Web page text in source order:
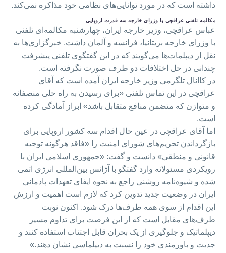
داشته است که در مورد توانایی‌های نظامی خود مذاکره نمی‌کند.
مکالمه تلفنی عراقچی با وزرای خارجه سه قدرت اروپایی
عباس عراقچی، وزیر خارجه ایران، چهارشنبه مکالمه‌ای تلفنی
با وزرای خارجه بریتانیا، فرانسه و آلمان داشت. خبرگزاری‌ها به
نقل از دیپلمات‌ها می‌گویند که در این گفتگوی تلفنی پیشرفت
چندانی در حل اختلافات دو طرف صورت نگرفته است.
در کاانال تلگرمی وزیر خارجه ایران آمده است که آقای
عراقچی در این تماس تلفنی «برای رسیدن به راه حلی منصفانه
و متوازن که متضمن منافع متقابل باشد» ابراز آمادگی کرده
است.
اما آقای عراقچی در عین حال اقدام سه کشور اروپایی برای
بازگرداندن تحریم‌های شورای امنیت را «فاقد هرگونه توجیه
قانونی و منطقی» دانست و گفت: «جمهوری اسلامی ایران با
رویکردی مسئولانه وارد گفتگو با آژانس بین‌المللی انرژی اتمی
شده و شیوه‌نامه روشنی راجع به نحوه ایفای تعهدات پادمانی
ایران در وضعیت جدید تدوین کرد که لازم است اهمیت و ارزش
این اقدام از سوی همه طرف‌ها درک شود. اکنون نوبت
طرف‌های مقابل است که از این فرصت برای تداوم مسیر
دیپلماتیک و جلوگیری از یک بحران قابل اجتناب استفاده کنند و
جدیت و باورمندی خود را نسبت به دیپلماسی نشان دهند.»